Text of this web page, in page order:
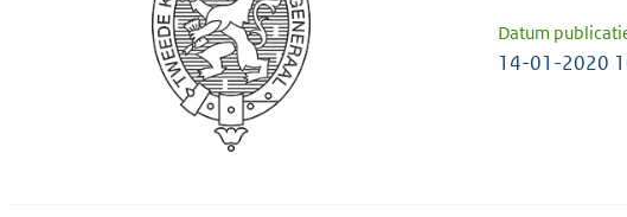
Datum
14-01-2020